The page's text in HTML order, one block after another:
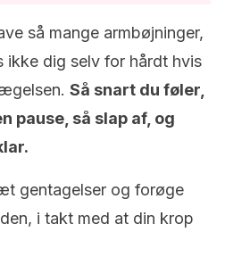
så mange armbøjninger,
ikke dig selv for hårdt hvis
Så snart du føler,
pause, så slap af, og
gentagelser og forøge
i takt med at din krop